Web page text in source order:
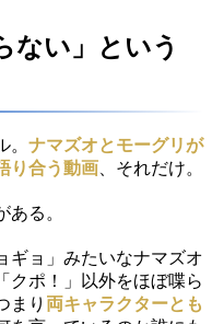
ない」という
ナマズオとモーグリが
り合う動画 、それだけ。
る。
ギョ」みたいなナマズオ
クポ！」以外をほぼ喋ら
まり 両キャラクターとも